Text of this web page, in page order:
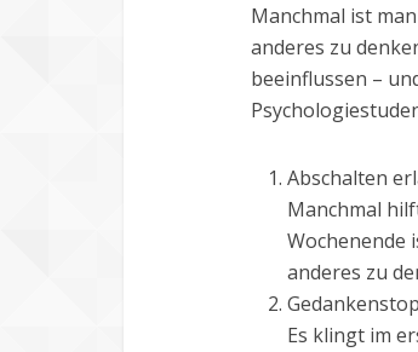
Manchmal ist
anderes zu
beeinflussen –
Abschalten
Manchmal
Wochenende
anderes zu
Es klingt im